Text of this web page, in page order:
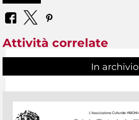
Attività correlate
In archivio